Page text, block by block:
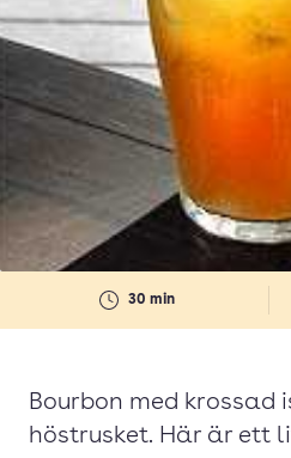
30 min
Bourbon med krossad
höstrusket. Här är ett